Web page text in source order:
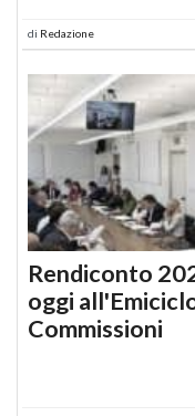
di Redazione
Rendiconto
oggi
Commissioni